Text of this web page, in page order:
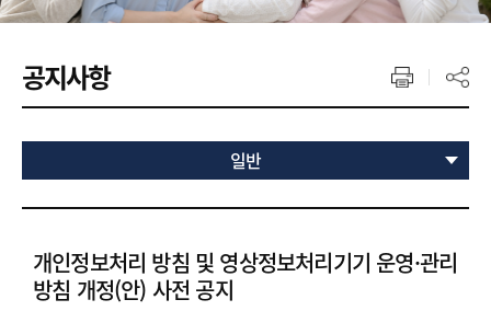
공지사항
일반
개인정보처리 방침 및 영상정보처리기기 운영·관리
방침 개정(안) 사전 공지